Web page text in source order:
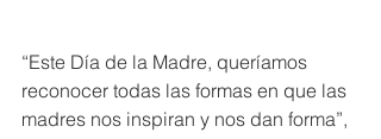
“Este Día de la Madre, queríamos
reconocer todas las formas en que las
madres nos inspiran y nos dan forma”,